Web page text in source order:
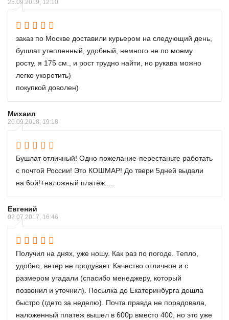
25.09.2019, 12:10
заказ по Москве доставили курьером на следующий день,
бушлат утепленный, удобный, немного не по моему
росту, я 175 см., и рост трудно найти, но рукава можно
легко укоротить)
покупкой доволен)
Михаил
20.09.2018, 19:18
Бушлат отличный! Одно пожелание-перестаньте работать
с почтой России! Это КОШМАР! До твери 5дней выдали
на 6ой!+наложный платёж.....
Евгений
02.07.2017, 16:46
Получил на днях, уже ношу. Как раз по погоде. Тепло,
удобно, ветер не продувает. Качество отличное и с
размером угадали (спасибо менеджеру, который
позвонил и уточнил). Посылка до Екатеринбурга дошла
быстро (гдето за неделю). Почта правда не порадовала,
наложенный платеж вышел в 600р вместо 400, но это уже